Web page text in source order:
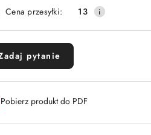
Cena przesyłki:
13
pytanie
Pobierz produkt do PDF